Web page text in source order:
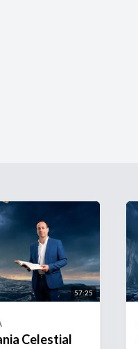
57:25
Celestial